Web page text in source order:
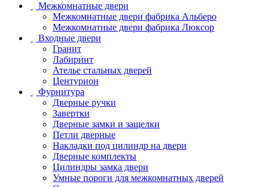
Межкомнатные двери
Межкомнатные двери фабрика Альберо
Межкомнатные двери фабрика Люксор
Входные двери
Гранит
Лабиринт
Ателье стальных дверей
Центурион
Фурнитура
Дверные ручки
Завертки
Дверные замки и защелки
Петли дверные
Накладки под цилиндр на двери
Дверные комплекты
Цилиндры замка двери
Умные пороги для межкомнатных дверей